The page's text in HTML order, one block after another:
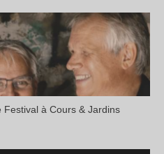
à Cours & Jardins